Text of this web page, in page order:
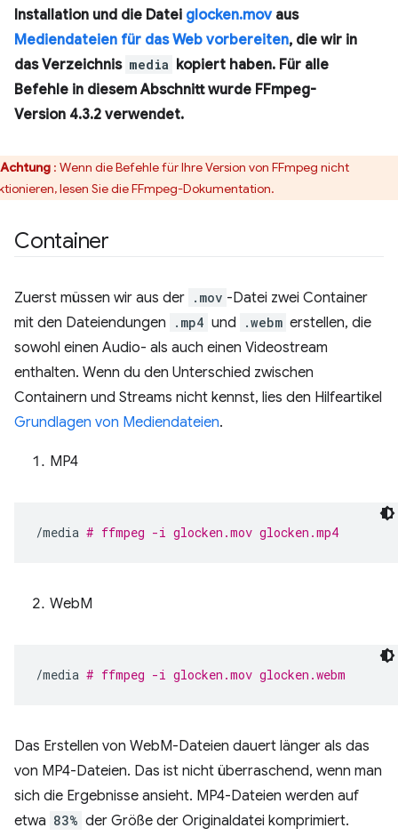
Installation und die Datei glocken.movaus
Mediendateien für das Web vorbereiten, die wir in
das Verzeichnis media kopiert haben. Für alle
Befehle in diesem Abschnitt wurde FFmpeg-
Version 4.3.2 verwendet.
Achtung : Wenn die Befehle für Ihre Version von FFmpeg nicht
lesen Sie die FFmpeg-Dokumentation.
Container
Zuerst müssen wir aus der .mov -Datei zwei Container
mit den Dateiendungen
.mp4 und .webm erstellen, die
sowohl einen Audio- als auch einen Videostream
enthalten. Wenn du den Unterschied zwischen
Containern und Streams nicht kennst, lies den Hilfeartikel
Grundlagen von Mediendateien.
MP4
/media # ffmpeg -i glocken.mov glocken.mp4
WebM
/media # ffmpeg -i glocken.mov glocken.webm
Das Erstellen von WebM-Dateien dauert länger als das
von MP4-Dateien. Das ist nicht überraschend, wenn man
sich die Ergebnisse ansieht. MP4-Dateien werden auf
etwa 83% der Größe der Originaldatei komprimiert.